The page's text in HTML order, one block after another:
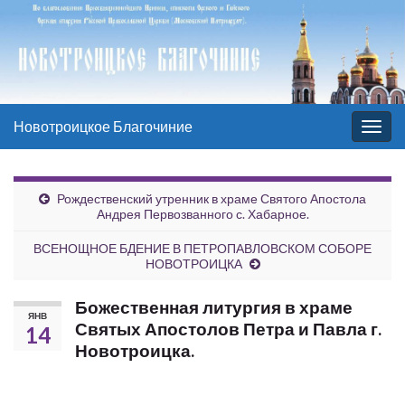
Вкл/
выкл
Новотроицкое Благочиние
Рождественский утренник в храме Святого Апостола
Андрея Первозванного с. Хабарное.
ВСЕНОЩНОЕ БДЕНИЕ В ПЕТРОПАВЛОВСКОМ СОБОРЕ
НОВОТРОИЦКА
ЯНВ
14
Божественная литургия в храме
Святых Апостолов Петра и Павла г.
Новотроицка.